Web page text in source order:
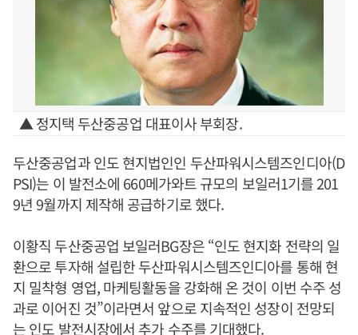
▲ 정지택 두산중공업 대표이사 부회장.
두산중공업과 인도 현지법인인 두산파워시스템즈인디아(D
PSI)는 이 발전소에 660메가와트 규모의 보일러1기를 201
9년 9월까지 제작해 공급하기로 했다.
이황직 두산중공업 보일러BG장은 “인도 현지화 전략의 일
환으로 투자해 설립한 두산파워시스템즈인디아를 통해 현
지 밀착형 영업, 마케팅활동을 강화해 온 것이 이번 수주 성
과로 이어진 것”이라면서 앞으로 지속적인 성장이 전망되
는 인도 발전시장에서 추가 수주를 기대했다.